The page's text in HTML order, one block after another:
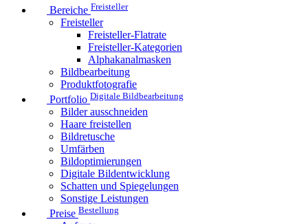
Bereiche Freisteller
Freisteller
Freisteller-Flatrate
Freisteller-Kategorien
Alphakanalmasken
Bildbearbeitung
Produktfotografie
Portfolio Digitale Bildbearbeitung
Bilder ausschneiden
Haare freistellen
Bildretusche
Umfärben
Bildoptimierungen
Digitale Bildentwicklung
Schatten und Spiegelungen
Sonstige Leistungen
Preise Bestellung